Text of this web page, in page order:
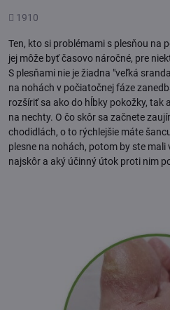
Počet
1910
Ten, kto si problémami s plesňou na
jej môže byť časovo náročné, pre
S plesňami nie je žiadna "veľká
na nohách v počiatočnej fáze
rozšíriť sa ako do hĺbky pokožky, tak
na nechty. O čo skôr sa začnete
chodidlách, o to rýchlejšie máte
plesne na nohách, potom by ste mali
najskôr a aký účinný útok proti nim